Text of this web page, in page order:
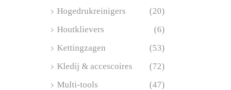
Hogedrukreinigers
(20)
Houtklievers
(6)
Kettingzagen
(53)
Kledij & accescoires
(72)
Multi-tools
(47)